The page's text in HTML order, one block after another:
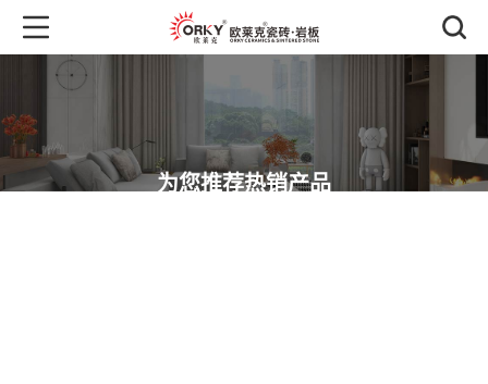
为您推荐热销产品